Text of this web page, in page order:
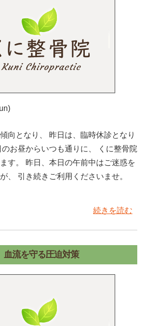
向となり、 昨日は、臨時休診となり
のお昼からいつも通りに、 くに整骨院
す。 昨日、本日の午前中はご迷惑を
、 引き続きご利用くださいませ。
続きを読む
血流を守る圧迫対策